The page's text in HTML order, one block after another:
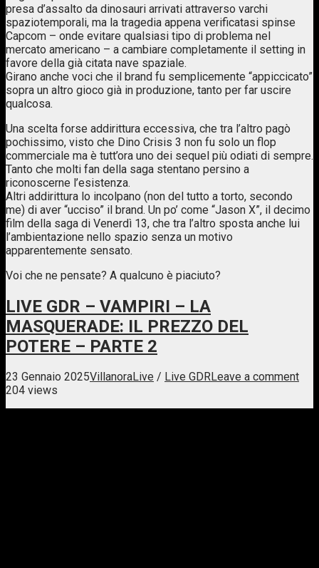
presa d’assalto da dinosauri arrivati attraverso varchi
spaziotemporali, ma la tragedia appena verificatasi spinse
Capcom – onde evitare qualsiasi tipo di problema nel
mercato americano – a cambiare completamente il setting in
favore della già citata nave spaziale.
Girano anche voci che il brand fu semplicemente “appiccicato”
sopra un altro gioco già in produzione, tanto per far uscire
qualcosa.
Una scelta forse addirittura eccessiva, che tra l’altro pagò
pochissimo, visto che Dino Crisis 3 non fu solo un flop
commerciale ma è tutt’ora uno dei sequel più odiati di sempre.
Tanto che molti fan della saga stentano persino a
riconoscerne l’esistenza.
Altri addirittura lo incolpano (non del tutto a torto, secondo
me) di aver “ucciso” il brand. Un po’ come “Jason X”, il decimo
film della saga di Venerdì 13, che tra l’altro sposta anche lui
l’ambientazione nello spazio senza un motivo
apparentemente sensato.
Voi che ne pensate? A qualcuno è piaciuto?
LIVE GDR – VAMPIRI – LA
MASQUERADE: IL PREZZO DEL
POTERE – PARTE 2
23 Gennaio 2025VillanoraLive / Live GDRLeave a comment
204 views